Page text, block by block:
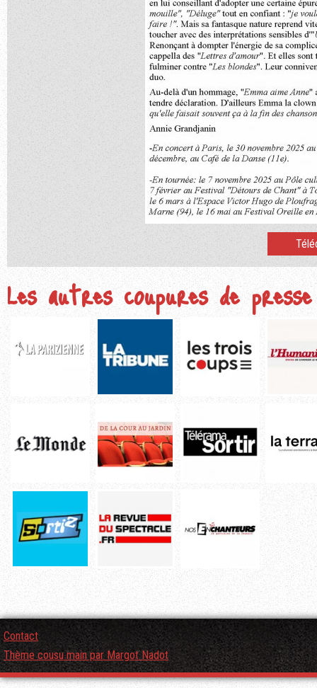
Les autres coupures de
Contact
Thème cousu main par Margot Nadot